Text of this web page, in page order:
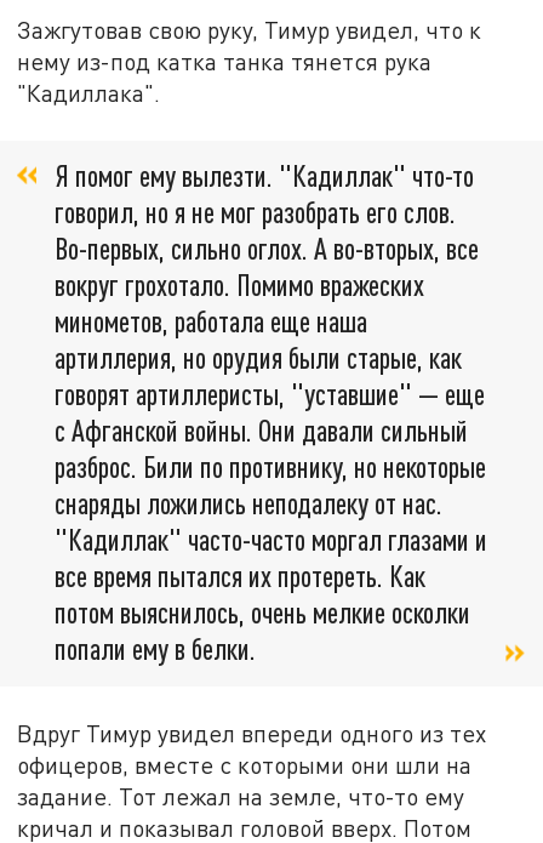
Зажгутовав свою руку, Тимур увидел, что к
нему из-под катка танка тянется рука
"Кадиллака".
Я помог ему вылезти. "Кадиллак" что-то
говорил, но я не мог разобрать его слов.
Во-первых, сильно оглох. А во-вторых, все
вокруг грохотало. Помимо вражеских
минометов, работала еще наша
артиллерия, но орудия были старые, как
говорят артиллеристы, "уставшие" — еще
с Афганской войны. Они давали сильный
разброс. Били по противнику, но некоторые
снаряды ложились неподалеку от нас.
"Кадиллак" часто-часто моргал глазами и
все время пытался их протереть. Как
потом выяснилось, очень мелкие осколки
попали ему в белки.
Вдруг Тимур увидел впереди одного из тех
офицеров, вместе с которыми они шли на
задание. Тот лежал на земле, что-то ему
кричал и показывал головой вверх. Потом